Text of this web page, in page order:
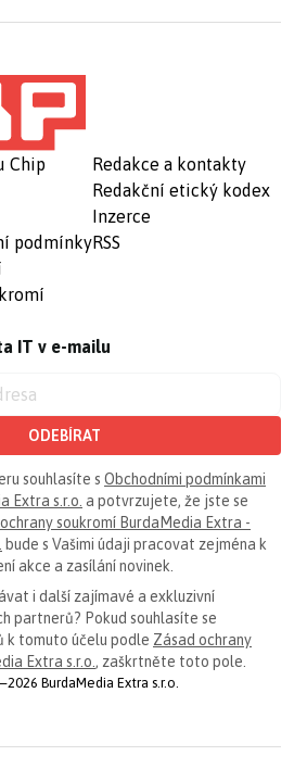
Chip
podmínky
Redakce a kontakty
Redakční etický kodex
Inzerce
RSS
IT v e-mailu
ODEBÍRAT
souhlasíte s Obchodními podmínkami
Extra s.r.o. a potvrzujete, že jste se
soukromí BurdaMedia Extra -
bude s Vašimi údaji pracovat zejména k
akce a zasílání novinek.
i další zajímavé a exkluzivní
partnerů? Pokud souhlasíte se
k tomuto účelu podle Zásad ochrany
Extra s.r.o., zaškrtněte toto pole.
BurdaMedia Extra s.r.o.